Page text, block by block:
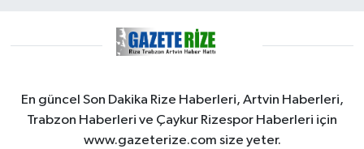
En güncel Son Dakika Rize Haberleri, Artvin Haberleri,
Trabzon Haberleri ve Çaykur Rizespor Haberleri için
www.gazeterize.com size yeter.